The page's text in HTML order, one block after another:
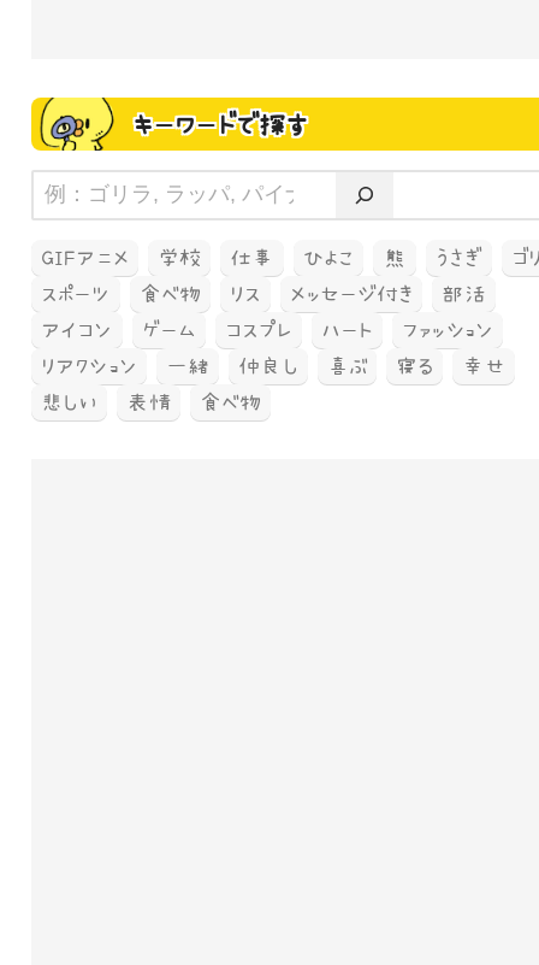
キーワードで探す
GIFアニメ 学校 仕事 ひよこ 熊 うさぎ
ゴ
スポーツ
食べ物 リス メッセージ付き
部活
アイコン
ゲーム コスプレ ハート
ファッション
リアクション
一緒 仲良し 喜ぶ 寝る
幸せ
悲しい
表情 食べ物